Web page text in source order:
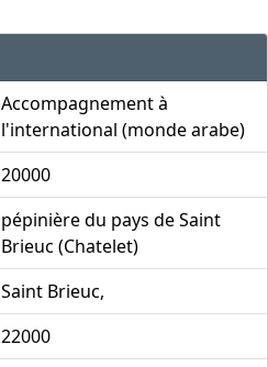
Accompagnement à
l'international (monde arabe)
20000
pépinière du pays de Saint
Brieuc (Chatelet)
Saint Brieuc,
22000